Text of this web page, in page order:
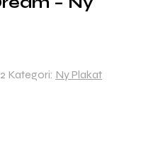
Kategori: Ny Plakat